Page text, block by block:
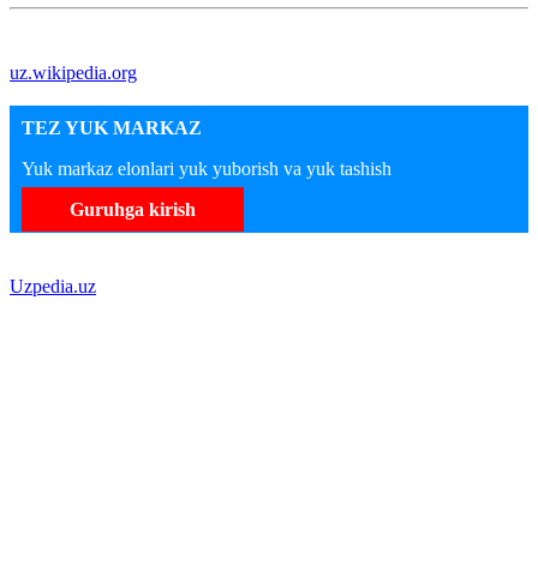
uz.wikipedia.org
TEZ YUK MARKAZ
Yuk markaz elonlari yuk yuborish va yuk tashish
Guruhga kirish
Uzpedia.uz